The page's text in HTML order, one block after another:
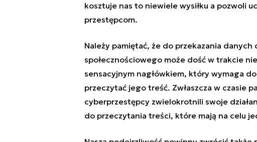
kosztuje nas to niewiele wysiłku a pozwoli
przestępcom.
Należy pamiętać, że do przekazania
społecznościowego może dość w trakcie
sensacyjnym nagłówkiem, który wymaga
przeczytać jego treść. Zwłaszcza w czasie
cyberprzestępcy zwielokrotnili swoje
do przeczytania treści, które mają na celu